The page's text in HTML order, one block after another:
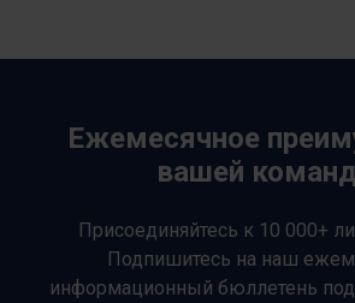
Ежемесячное
вашей
Присоединяйтесь к 10 000+
Подпишитесь на наш
информационный бюллетень